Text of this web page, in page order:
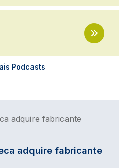
Podcasts
adquire fabricante